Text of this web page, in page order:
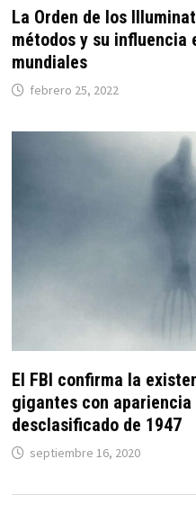
La Orden de los
métodos y su
mundiales
febrero 25, 2022
El FBI confirma la
gigantes con
desclasificado de 1947
septiembre 16, 2020